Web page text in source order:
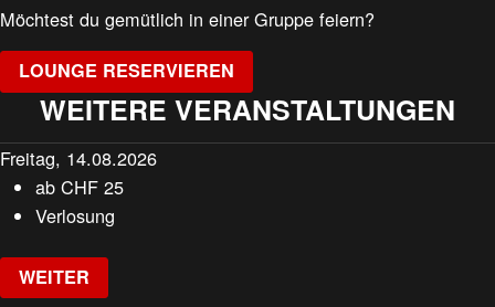
Möchtest du gemütlich in einer Gruppe feiern?
LOUNGE RESERVIEREN
WEITERE VERANSTALTUNGEN
Freitag, 14.08.2026
abCHF 25
Verlosung
WEITER